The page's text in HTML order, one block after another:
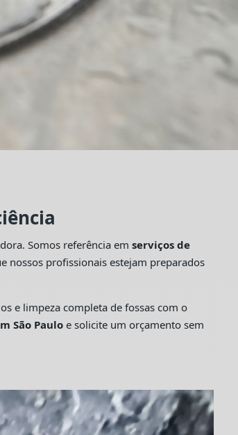
Somos referência em serviços de
nossos profissionais estejam preparados
e limpeza completa de fossas com o
São Pauloe solicite um orçamento sem